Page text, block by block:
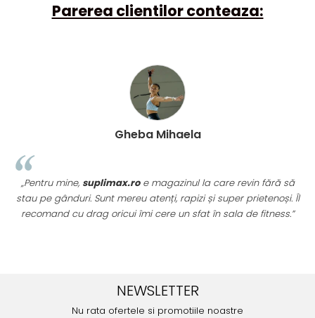
Parerea clientilor conteaza:
Gheba Mihaela
„Pentru mine, suplimax.roe magazinul la care revin fără să
stau pe gânduri. Sunt mereu atenți, rapizi și super prietenoși. Îl
recomand cu drag oricui îmi cere un sfat în sala de fitness.”
NEWSLETTER
Nu rata ofertele si promotiile noastre